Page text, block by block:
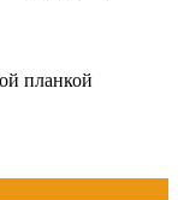
планкой